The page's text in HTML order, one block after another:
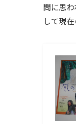
問に思
して現